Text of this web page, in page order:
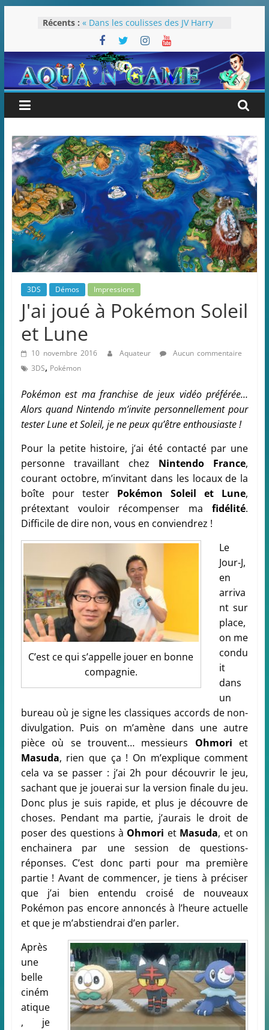
Récents : « Dans les coulisses des JV Harry
Potter »
Pokémon Écarlate : ceci est une
révolution (ou pas) !
Attentes 2023
Rétrospective 2022
« Splatoon 3 est-il nécessaire ? »
3DS Démos Impressions
J'ai joué à Pokémon Soleil
et Lune
10 novembre 2016 Aquateur
Aucun commentaire
3DS, Pokémon
Pokémon est ma franchise de jeux vidéo préférée…
Alors quand Nintendo m’invite personnellement pour
tester Lune et Soleil, je ne peux qu’être enthousiaste !
Pour la petite histoire, j’ai été contacté par une
personne travaillant chez Nintendo France,
courant octobre, m’invitant dans les locaux de la
boîte pour tester Pokémon Soleil et Lune,
prétextant vouloir récompenser mafidélité.
Difficile de dire non, vous en conviendrez !
C’est ce qui s’appelle jouer en bonne
compagnie.
Le
Jour-J,
en
arriva
nt sur
place,
on me
condu
it
dans
un
bureau où je signe les classiques accords de non-
divulgation. Puis on m’amène dans une autre
pièce où se trouvent… messieurs Ohmori et
Masuda, rien que ça ! On m’explique comment
cela va se passer : j’ai 2h pour découvrir le jeu,
sachant que je jouerai sur la version finale du jeu.
Donc plus je suis rapide, et plus je découvre de
choses. Pendant ma partie, j’aurais le droit de
poser des questions à Ohmori et Masuda, et on
enchainera par une session de questions-
réponses. C’est donc parti pour ma première
partie ! Avant de commencer, je tiens à préciser
que j’ai bien entendu croisé de nouveaux
Pokémon pas encore annoncés à l’heure actuelle
et que je m’abstiendrai d’en parler.
Après
une
belle
ciném
atique
, je